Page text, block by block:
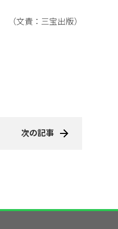
（文責：三宝出版）
次の記事